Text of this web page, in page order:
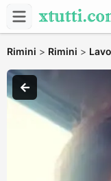
Rimini > Rimini >